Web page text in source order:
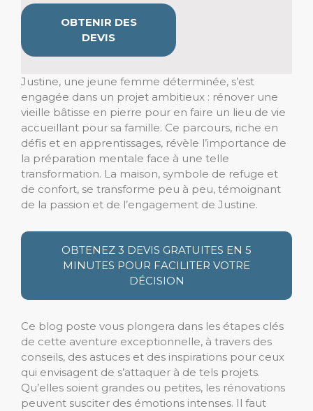
OBTENIR DES
DEVIS
Justine, une jeune femme déterminée, s’est
engagée dans un projet ambitieux : rénover une
vieille bâtisse en pierre pour en faire un lieu de vie
accueillant pour sa famille. Ce parcours, riche en
défis et en apprentissages, révèle l’importance de
la préparation mentale face à une telle
transformation. La maison, symbole de refuge et
de confort, se transforme peu à peu, témoignant
de la passion et de l’engagement de Justine.
OBTENEZ 3 DEVIS GRATUITES EN 5
MINUTES POUR FACILITER VOTRE
DÉCISION
Ce blog poste vous plongera dans les étapes clés
de cette aventure exceptionnelle, à travers des
conseils, des astuces et des inspirations pour ceux
qui envisagent de s’attaquer à de tels projets.
Qu’elles soient grandes ou petites, les rénovations
peuvent susciter des émotions intenses. Il faut